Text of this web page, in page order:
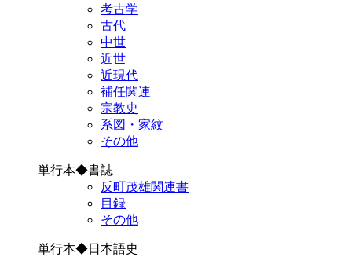
考古学
古代
中世
近世
近現代
補任関連
宗教史
系図・家紋
その他
単行本◆書誌
反町茂雄関連書
目録
その他
単行本◆日本語史